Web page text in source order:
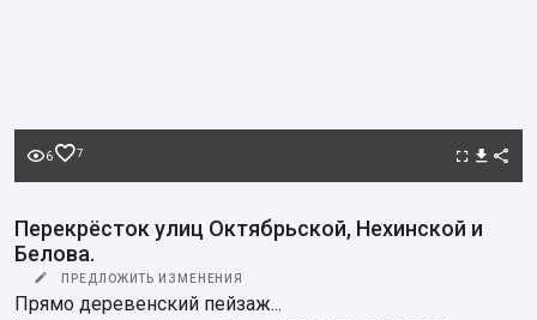
6 7
Перекрёсток улиц Октябрьской, Нехинской и
Белова.
ПРЕДЛОЖИТЬ ИЗМЕНЕНИЯ
Прямо деревенский пейзаж...